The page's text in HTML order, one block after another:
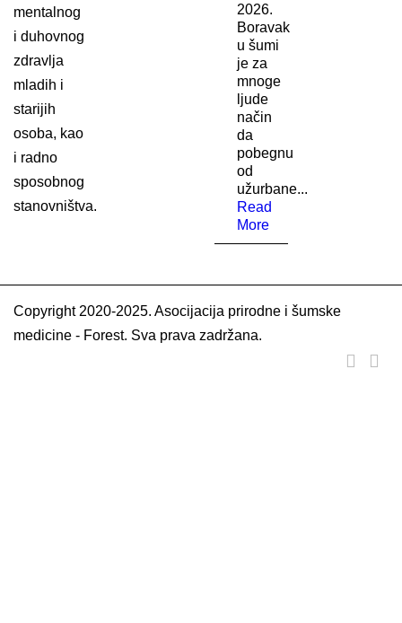
mentalnog
i duhovnog
zdravlja
mladih i
starijih
osoba, kao
i radno
sposobnog
stanovništva.
2026.
Boravak
u šumi
je za
mnoge
ljude
način
da
pobegnu
od
užurbane...
Read
More
Copyright 2020-2025. Asocijacija prirodne i šumske
medicine - Forest. Sva prava zadržana.